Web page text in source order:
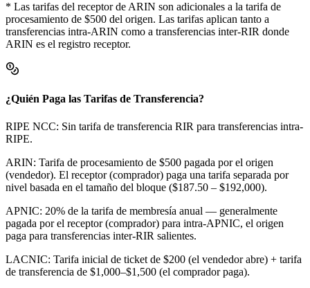
* Las tarifas del receptor de ARIN son adicionales a la tarifa de
procesamiento de $500 del origen. Las tarifas aplican tanto a
transferencias intra-ARIN como a transferencias inter-RIR donde
ARIN es el registro receptor.
¿Quién Paga las Tarifas de Transferencia?
RIPE NCC: Sin tarifa de transferencia RIR para transferencias intra-
RIPE.
ARIN: Tarifa de procesamiento de $500 pagada por el origen
(vendedor). El receptor (comprador) paga una tarifa separada por
nivel basada en el tamaño del bloque ($187.50 – $192,000).
APNIC: 20% de la tarifa de membresía anual — generalmente
pagada por el receptor (comprador) para intra-APNIC, el origen
paga para transferencias inter-RIR salientes.
LACNIC: Tarifa inicial de ticket de $200 (el vendedor abre) + tarifa
de transferencia de $1,000–$1,500 (el comprador paga).